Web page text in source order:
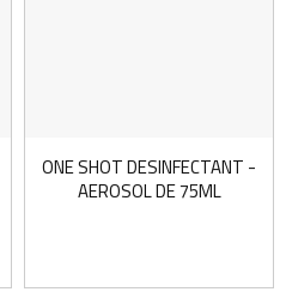
ONE SHOT DESINFECTANT -
AEROSOL DE 75ML